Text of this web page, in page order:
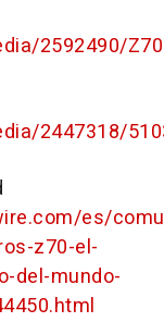
2592490/
2447318/
es/
z70-el-
del-mundo-